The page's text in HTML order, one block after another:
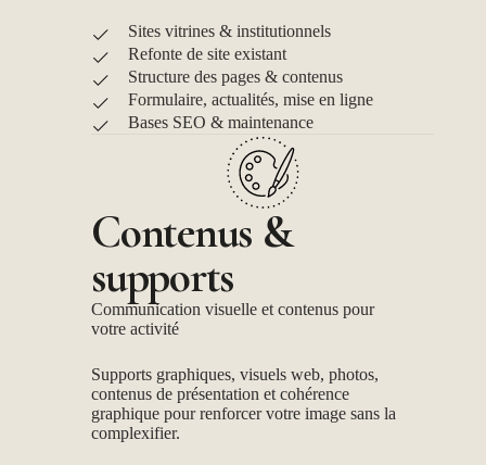
Sites vitrines & institutionnels
Refonte de site existant
Structure des pages & contenus
Formulaire, actualités, mise en ligne
Bases SEO & maintenance
Contenus &
supports
Communication visuelle et contenus pour
votre activité
Supports graphiques, visuels web, photos,
contenus de présentation et cohérence
graphique pour renforcer votre image sans la
complexifier.